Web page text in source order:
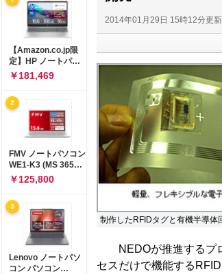
2014年01月29日 15時12分更新
制作したRFIDタグと有機半導体
NEDOが推進するプロ
セスだけで機能する
【Amazon.co.jp限
定】HP ノートパソ
コン 15-fd 15.6イン
チ インテル Core 5
120U メモリ16GB
SSD512GB
Windows 11
Microsoft Office
2024搭載 WPS
Office搭載 カメラシ
ャッター 指紋認証 薄
型 Copilotキー搭載
ナチュラルシルバー
￥181,469
2
FMV ノートパソコン
WE1-K3 (MS 365
Personal/Copilotキ
ー搭載/Win 11/15.6
型/Core
i5/16GB/SSD
512GB/ホワイト)
FMVWK3E15W_AZ
￥125,800
3
Lenovo ノートパソ
コン パソコン